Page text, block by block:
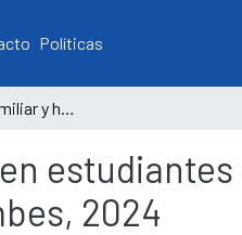
Políticas
Funcionamiento familiar y habilidades sociales en estudiantes de secundaria de una institución educativa de Tumbes, 2024
estudiantes
2024